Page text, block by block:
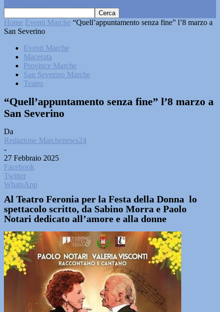
Home Eventi Marche “Quell’appuntamento senza fine” l’8 marzo a
San Severino
Eventi Marche
Macerata
Province Marche
San Severino Marche
Teatro
“Quell’appuntamento senza fine” l’8 marzo a
San Severino
Da
Redazione Marchenews24
-
27 Febbraio 2025
Facebook
Twitter
WhatsApp
Al Teatro Feronia per la Festa della Donna lo
spettacolo scritto, da Sabino Morra e Paolo
Notari dedicato all’amore e alla donne